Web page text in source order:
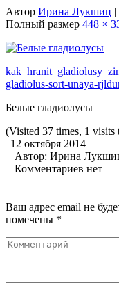
Автор Ирина Лукшиц |
Полный размер 448 ×
gladiolus-sort-unaya-
Белые гладиолусы
(Visited 37 times, 1 visits
12 октября 2014
Автор: Ирина
Комментариев нет
Ваш адрес email не
помечены *
Комментарий